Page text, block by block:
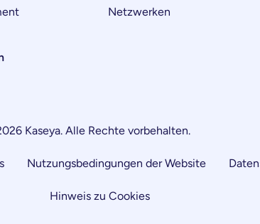
Netzwerken
Kaseya. Alle Rechte vorbehalten.
Nutzungsbedingungen der Website
Hinweis zu Cookies